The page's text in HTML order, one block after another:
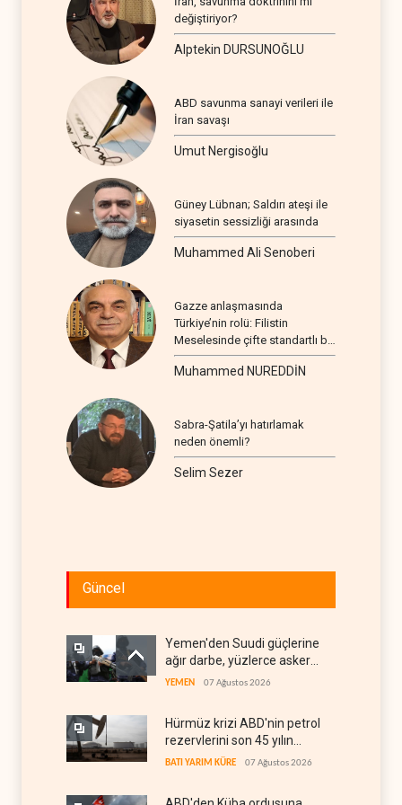
değiştiriyor?
Alptekin DURSUNOĞLU
ABD savunma sanayi verileri ile
İran savaşı
Umut Nergisoğlu
Güney Lübnan; Saldırı ateşi ile
siyasetin sessizliği arasında
Muhammed Ali Senoberi
Gazze anlaşmasında
Türkiye’nin rolü: Filistin
Meselesinde çifte standartlı bir
seyir
Muhammed NUREDDİN
Sabra-Şatila’yı hatırlamak
neden önemli?
Selim Sezer
Güncel
Yemen'den Suudi güçlerine
ağır darbe, yüzlerce asker
öldü
YEMEN 07 Ağustos 2026
Hürmüz krizi ABD'nin petrol
rezervlerini son 45 yılın
dibine indirdi
BATI YARIM KÜRE 07 Ağustos 2026